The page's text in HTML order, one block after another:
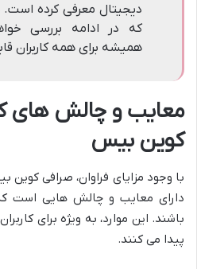
دیجیتال معرفی کرده است.
که در ادامه بررسی
همیشه برای همه کاربران
معایب و چالش های
کوین بیس
با وجود مزایای فراوان، صرافی کوین
دارای معایب و چالش هایی است که
باشند. این موارد، به ویژه برای
پیدا می کنند.